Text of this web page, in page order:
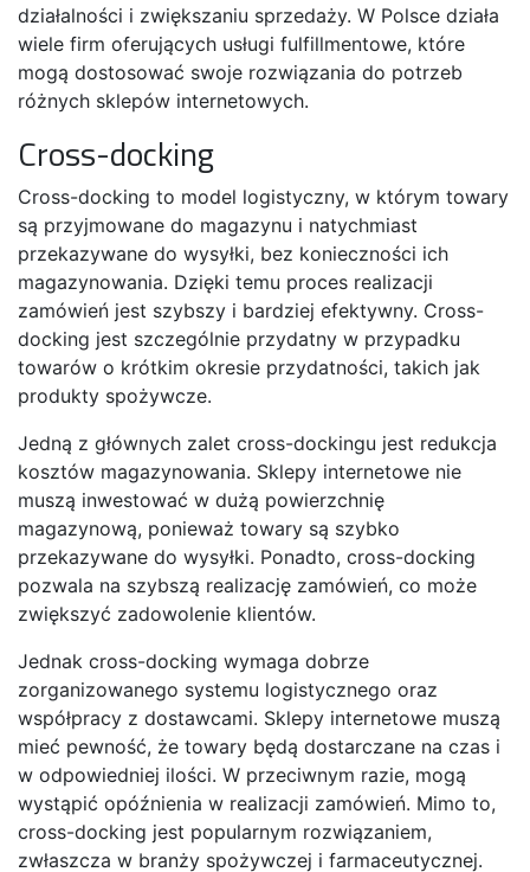
działalności i zwiększaniu sprzedaży. W Polsce działa
wiele firm oferujących usługi fulfillmentowe, które
mogą dostosować swoje rozwiązania do potrzeb
różnych sklepów internetowych.
Cross-docking
Cross-docking to model logistyczny, w którym towary
są przyjmowane do magazynu i natychmiast
przekazywane do wysyłki, bez konieczności ich
magazynowania. Dzięki temu proces realizacji
zamówień jest szybszy i bardziej efektywny. Cross-
docking jest szczególnie przydatny w przypadku
towarów o krótkim okresie przydatności, takich jak
produkty spożywcze.
Jedną z głównych zalet cross-dockingu jest redukcja
kosztów magazynowania. Sklepy internetowe nie
muszą inwestować w dużą powierzchnię
magazynową, ponieważ towary są szybko
przekazywane do wysyłki. Ponadto, cross-docking
pozwala na szybszą realizację zamówień, co może
zwiększyć zadowolenie klientów.
Jednak cross-docking wymaga dobrze
zorganizowanego systemu logistycznego oraz
współpracy z dostawcami. Sklepy internetowe muszą
mieć pewność, że towary będą dostarczane na czas i
w odpowiedniej ilości. W przeciwnym razie, mogą
wystąpić opóźnienia w realizacji zamówień. Mimo to,
cross-docking jest popularnym rozwiązaniem,
zwłaszcza w branży spożywczej i farmaceutycznej.